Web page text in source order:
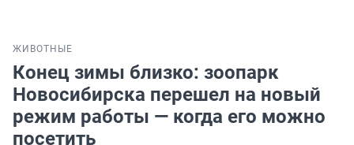
ЖИВОТНЫЕ
Конец зимы близко: зоопарк
Новосибирска перешел на новый
режим работы — когда его можно
посетить